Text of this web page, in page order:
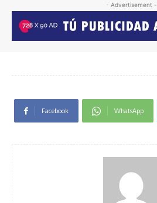
- Advertisement -
Facebook WhatsApp